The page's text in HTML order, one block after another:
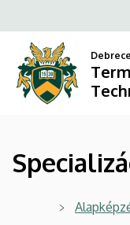
választás
a
tartalomra